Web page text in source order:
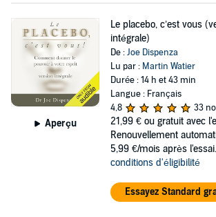
Aperçu
Le placebo, c’est vous
intégrale)
De :Joe Dispenza
Lu par : Martin Watier
Durée : 14 h et 43 min
Langue : Français
4,8
33
21,99 € ou gratuit avec
Renouvellement
5,99 €/mois après l'essai.
conditions d'éligibilité
Essayez Standard